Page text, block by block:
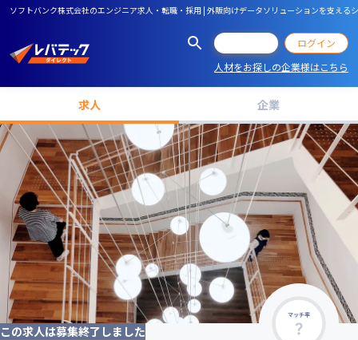
ソフトバンク株式会社のエンジニア求人・転職・採用 | 外販向けデータソリューションを支え
ログイン
人材をお探しの企業様はこちら
求人 企業
マッチ率
この求人は募集終了しました